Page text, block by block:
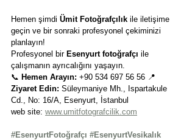
Hemen şimdi Ümit Fotoğrafçılık ile iletişime
geçin ve bir sonraki profesyonel çekiminizi
planlayın!
Profesyonel bir Esenyurt fotoğrafçı ile
çalışmanın ayrıcalığını yaşayın.
📞 Hemen Arayın: +90 534 697 56 56 📍
Ziyaret Edin: Süleymaniye Mh., Ispartakule
Cd., No: 16/A, Esenyurt, İstanbul
web site: www.umitfotografcilik.com
#EsenyurtFotoğrafçı #EsenyurtVesikalık